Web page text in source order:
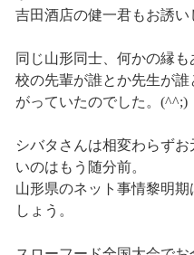
吉田酒店の健一君もお誘い
同じ山形同士、何かの縁
校の先輩が誰とか先生が
がっていたのでした。(^^;)
シバタさんは相変わらず
いのはもう随分前。
山形県のネット事情黎明
しょう。